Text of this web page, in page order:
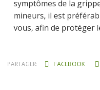
symptômes de la
mineurs, il est
vous, afin de protéger
PARTAGER: FACEBOOK